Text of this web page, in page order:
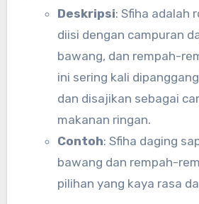
Deskripsi: Sfiha adalah
diisi dengan campuran
bawang, dan rempah-
ini sering kali
dan disajikan sebagai
makanan ringan.
Contoh: Sfiha daging
bawang dan rempah-
pilihan yang kaya rasa